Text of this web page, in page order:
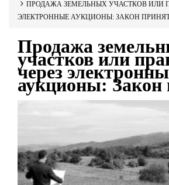
ПРОДАЖА ЗЕМЕЛЬНЫХ УЧАСТКОВ ИЛИ
ЭЛЕКТРОННЫЕ АУКЦИОНЫ: ЗАКОН
Продажа
участков или
через
аукционы: Закон